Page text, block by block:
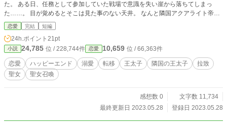
た。 ある日、任務として参加していた戦場で意識を失い崖から落ちてしまっ
た……。 目が覚めるとそこは見た事のない天井。 なんと隣国アクアライト帝
国・王太子の屋敷だった。 そして初対面の王太子に求婚され…… カノンの人生
はどうなるのか？！
恋愛 完結 短編
24h.ポイント 21pt
小説 24,785 位 / 228,744件 恋愛 10,659 位 / 66,363件
恋愛 ハッピーエンド 溺愛 転移 王太子 隣国の王太子
拉致
聖女
聖女召喚
感想数 0
文字数 11,734
最終更新日 2023.05.28
登録日 2023.05.28